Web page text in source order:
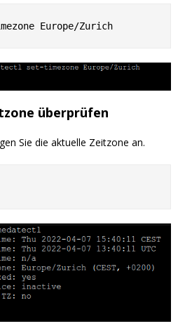
Europe/Zurich
überprüfen
Sie die aktuelle Zeitzone an.